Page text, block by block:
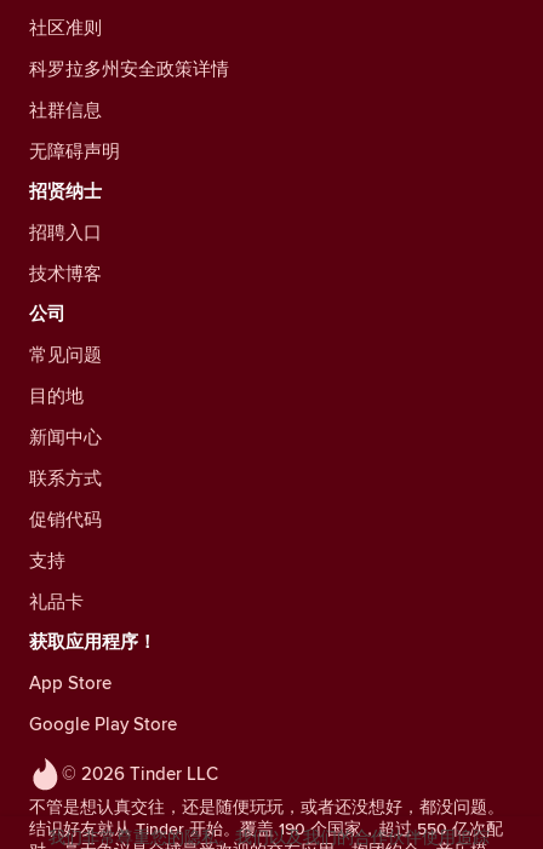
© 2026 Tinder LLC
不管是想认真交往，还是随便玩玩，或者还没想好，都没问题。
结识好友就从 Tinder 开始。覆盖 190 个国家，超过 550 亿次配
社区准则
科罗拉多州安全政策详情
社群信息
无障碍声明
招贤纳士
招聘入口
技术博客
公司
常见问题
目的地
新闻中心
联系方式
促销代码
支持
礼品卡
获取应用程序！
App Store
Google Play Store
我们非常尊重您的隐私。我们以及我们的合作伙伴使用追踪